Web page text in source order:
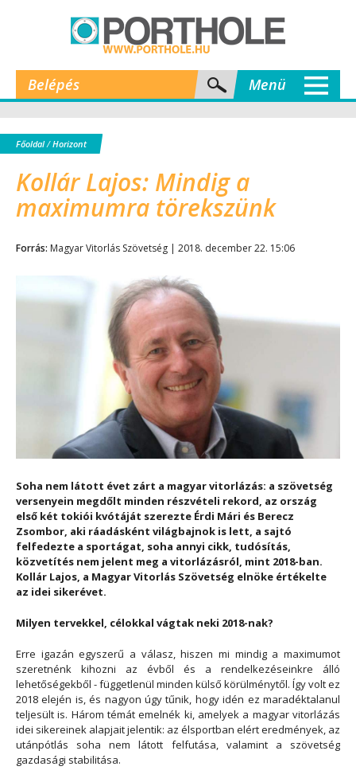
Belépés Menü
Főoldal/Horizont
Kollár Lajos: Mindig a
maximumra törekszünk
Forrás: Magyar Vitorlás Szövetség | 2018. december 22. 15:06
Soha nem látott évet zárt a magyar vitorlázás: a szövetség
versenyein megdőlt minden részvételi rekord, az ország
első két tokiói kvótáját szerezte Érdi Mári és Berecz
Zsombor, aki ráadásként világbajnok is lett, a sajtó
felfedezte a sportágat, soha annyi cikk, tudósítás,
közvetítés nem jelent meg a vitorlázásról, mint 2018-ban.
Kollár Lajos, a Magyar Vitorlás Szövetség elnöke értékelte
az idei sikerévet.
Milyen tervekkel, célokkal vágtak neki 2018-nak?
Erre igazán egyszerű a válasz, hiszen mi mindig a maximumot
szeretnénk kihozni az évből és a rendelkezéseinkre álló
lehetőségekből - függetlenül minden külső körülménytől. Így volt ez
2018 elején is, és nagyon úgy tűnik, hogy idén ez maradéktalanul
teljesült is. Három témát emelnék ki, amelyek a magyar vitorlázás
idei sikereinek alapjait jelentik: az élsportban elért eredmények, az
utánpótlás soha nem látott felfutása, valamint a szövetség
gazdasági stabilitása.